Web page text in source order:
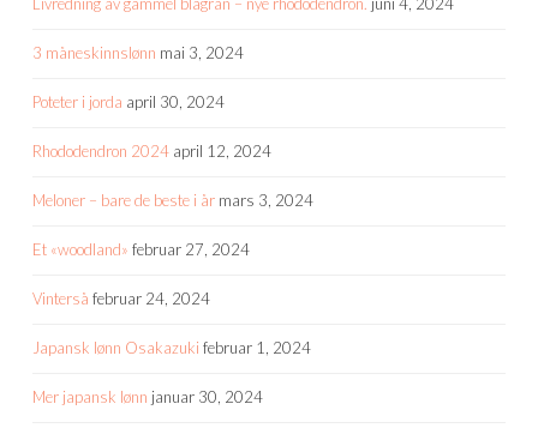
3 måneskinnslønn mai 3, 2024
Poteter i jorda april 30, 2024
Rhododendron 2024 april 12, 2024
Meloner – bare de beste i år mars 3, 2024
Et «woodland» februar 27, 2024
Vinterså februar 24, 2024
Japansk lønn Osakazuki februar 1, 2024
Mer japansk lønn januar 30, 2024